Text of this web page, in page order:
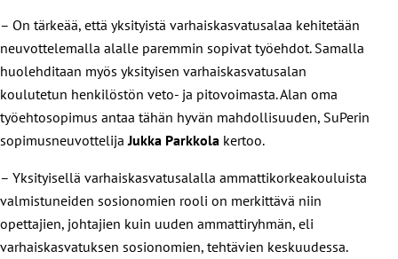
– On tärkeää, että yksityistä varhaiskasvatusalaa kehitetään
neuvottelemalla alalle paremmin sopivat työehdot. Samalla
huolehditaan myös yksityisen varhaiskasvatusalan
koulutetun henkilöstön veto- ja pitovoimasta. Alan oma
työehtosopimus antaa tähän hyvän mahdollisuuden, SuPerin
sopimusneuvottelija Jukka Parkkola kertoo.
– Yksityisellä varhaiskasvatusalalla ammattikorkeakouluista
valmistuneiden sosionomien rooli on merkittävä niin
opettajien, johtajien kuin uuden ammattiryhmän, eli
varhaiskasvatuksen sosionomien, tehtävien keskuudessa.